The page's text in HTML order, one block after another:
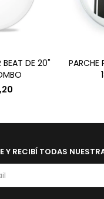
BEAT DE 20"
PARCHE
Y RECIBÍ TODAS